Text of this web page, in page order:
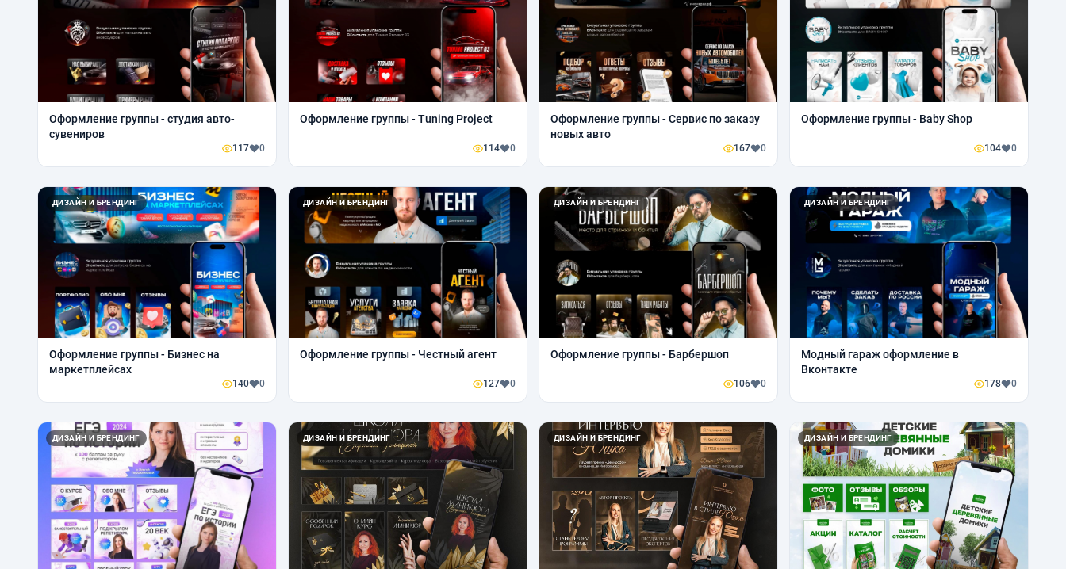
Оформление группы - студия авто-
сувениров
117 0
Оформление группы - Tuning Project
114 0
Оформление группы - Сервис по заказу
новых авто
167 0
Оформление группы - Baby Shop
104 0
ДИЗАЙН И БРЕНДИНГ
Оформление группы - Бизнес на
маркетплейсах
140 0
ДИЗАЙН И БРЕНДИНГ
Оформление группы - Честный агент
127 0
ДИЗАЙН И БРЕНДИНГ
Оформление группы - Барбершоп
106 0
ДИЗАЙН И БРЕНДИНГ
Модный гараж оформление в
Вконтакте
178 0
ДИЗАЙН И БРЕНДИНГ ДИЗАЙН И БРЕНДИНГ ДИЗАЙН И БРЕНДИНГ ДИЗАЙН И БРЕНДИНГ